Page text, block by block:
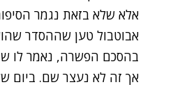
אלא שלא בזאת נגמר
אבוטבול טען שההסדר
בהסכם הפשרה, נאמר לו
אך זה לא נעצר שם. ביום